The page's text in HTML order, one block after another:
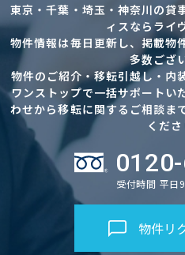
東京・千葉・埼玉・神奈川の貸
ィスならライ
物件情報は毎日更新し、掲載物
多数ござ
物件のご紹介・移転引越し・内
ワンストップで一括サポートい
わせから移転に関するご相談ま
くださ
受付時間 平日
物件リ